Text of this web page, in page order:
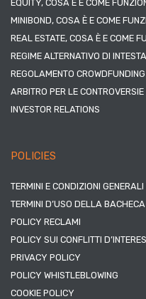
EQUITY, COSA È E COME
MINIBOND, COSA È E COME
REAL ESTATE, COSA È E COME
REGIME ALTERNATIVO DI
REGOLAMENTO CROWDFUNDING
ARBITRO PER LE
INVESTOR RELATIONS
POLICIES
TERMINI E CONDIZIONI GENERALI
TERMINI D’USO DELLA
POLICY RECLAMI
POLICY SUI CONFLITTI
PRIVACY POLICY
POLICY WHISTLEBLOWING
COOKIE POLICY